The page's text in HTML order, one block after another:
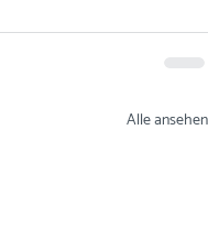
Alle ansehen